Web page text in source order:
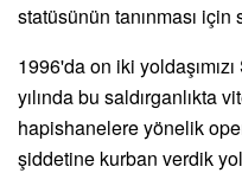
statüsünün tanınması için
1996'da on iki
yılında bu saldırganlıkta
hapishanelere yönelik
şiddetine kurban verdik